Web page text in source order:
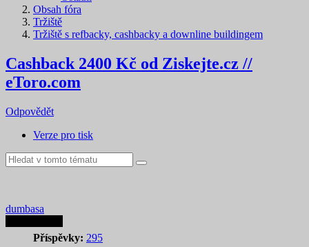
Obsah fóra
Tržiště
Tržiště s refbacky, cashbacky a downline buildingem
Cashback 2400 Kč od Ziskejte.cz //
eToro.com
Odpovědět
Verze pro tisk
dumbasa
Příspěvky: 295